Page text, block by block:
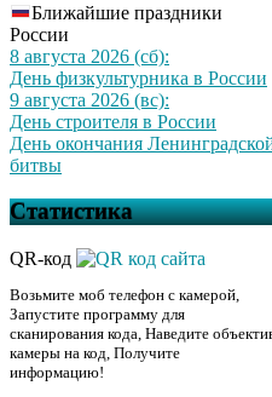
Ближайшие праздники
России
8 августа 2026 (сб):
День физкультурника в России
9 августа 2026 (вс):
День строителя в России
День окончания
битвы
Статистика
QR-код
Возьмите моб телефон с камерой,
Запустите программу для
сканирования кода, Наведите
камеры на код, Получите
информацию!